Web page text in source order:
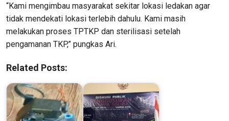
“Kami mengimbau masyarakat sekitar lokasi ledakan agar
tidak mendekati lokasi terlebih dahulu. Kami masih
melakukan proses TPTKP dan sterilisasi setelah
pengamanan TKP,” pungkas Ari.
Related Posts: